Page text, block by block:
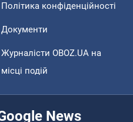
Політика конфіденційності
Документи
Журналісти OBOZ.UA на
місці подій
News